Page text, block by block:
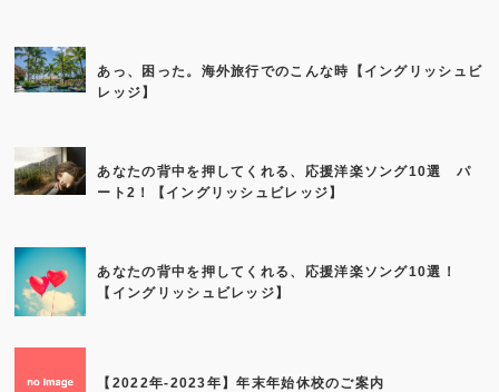
あっ、困った。海外旅行でのこんな時【イングリッシュビ
レッジ】
あなたの背中を押してくれる、応援洋楽ソング10選 パ
ート2！【イングリッシュビレッジ】
あなたの背中を押してくれる、応援洋楽ソング10選！
【イングリッシュビレッジ】
【2022年-2023年】年末年始休校のご案内